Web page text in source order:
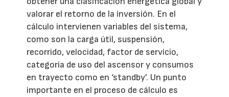
valorar el retorno de la inversión. En el
cálculo intervienen variables del sistema,
como son la carga útil, suspensión,
recorrido, velocidad, factor de servicio,
categoría de uso del ascensor y consumos
en trayecto como en ‘standby’. Un punto
importante en el proceso de cálculo es